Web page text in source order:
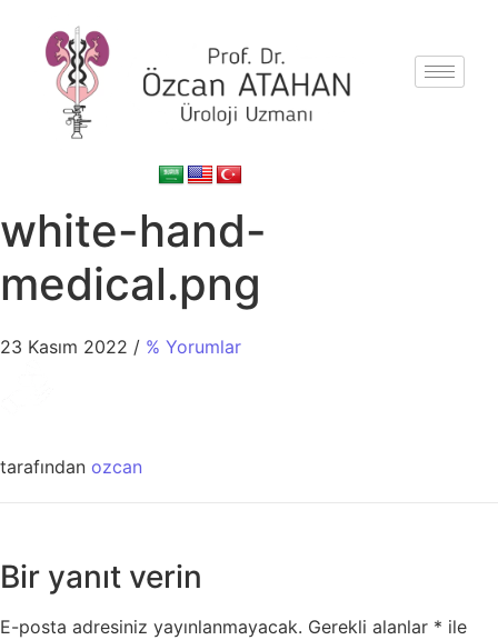
white-hand-
medical.png
23 Kasım 2022 / % Yorumlar
tarafından ozcan
Bir yanıt verin
E-posta adresiniz yayınlanmayacak. Gerekli alanlar * ile